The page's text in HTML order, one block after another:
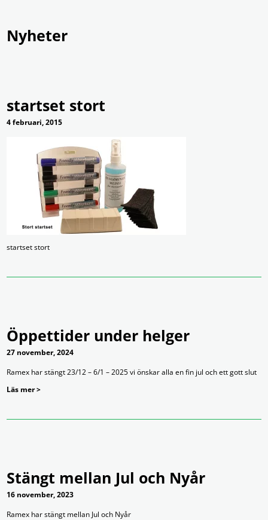
Produkter
Nyheter
startset stort
4 februari, 2015
startset stort
Öppettider under helger
27 november, 2024
Ramex har stängt 23/12 – 6/1 – 2025 vi önskar alla en fin jul och ett gott slut
Läs mer >
Stängt mellan Jul och Nyår
16 november, 2023
Ramex har stängt mellan Jul och Nyår